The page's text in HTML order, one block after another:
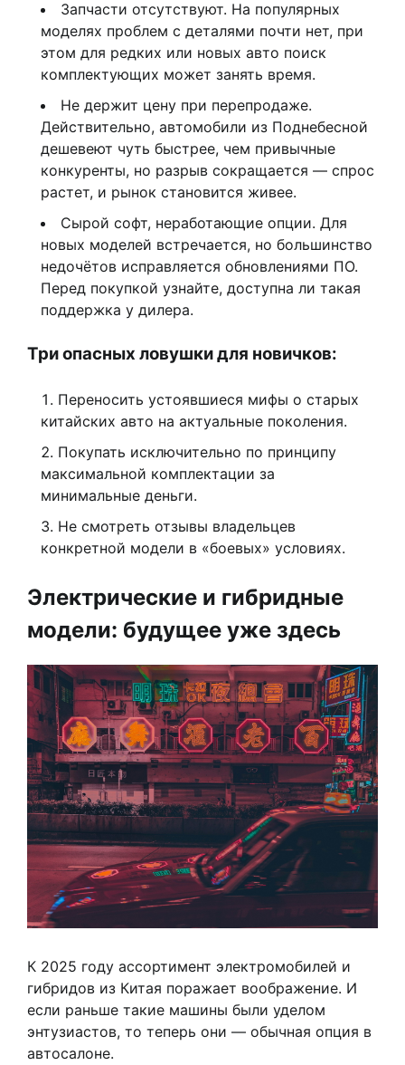
Запчасти отсутствуют. На популярных
моделях проблем с деталями почти нет, при
этом для редких или новых авто поиск
комплектующих может занять время.
Не держит цену при перепродаже.
Действительно, автомобили из Поднебесной
дешевеют чуть быстрее, чем привычные
конкуренты, но разрыв сокращается — спрос
растет, и рынок становится живее.
Сырой софт, неработающие опции. Для
новых моделей встречается, но большинство
недочётов исправляется обновлениями ПО.
Перед покупкой узнайте, доступна ли такая
поддержка у дилера.
Три опасных ловушки для новичков:
Переносить устоявшиеся мифы о старых
китайских авто на актуальные поколения.
Покупать исключительно по принципу
максимальной комплектации за
минимальные деньги.
Не смотреть отзывы владельцев
конкретной модели в «боевых» условиях.
Электрические и гибридные
модели: будущее уже здесь
К 2025 году ассортимент электромобилей и
гибридов из Китая поражает воображение. И
если раньше такие машины были уделом
энтузиастов, то теперь они — обычная опция в
автосалоне.